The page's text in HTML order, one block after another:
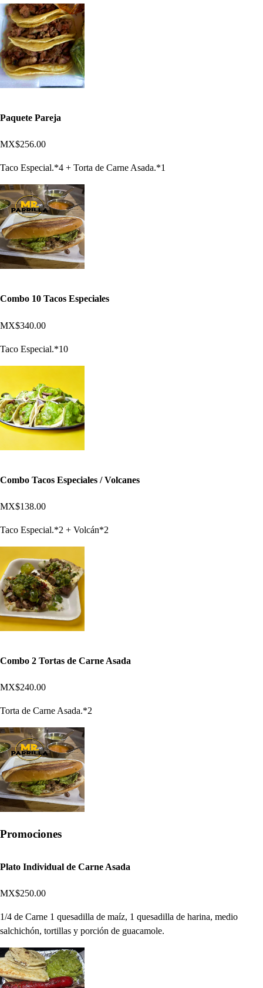
Paquete Pareja
MX$256.00
Taco Especial.*4 + Torta de Carne Asada.*1
Combo 10 Tacos Especiales
MX$340.00
Taco Especial.*10
Combo Tacos Especiales / Volcanes
MX$138.00
Taco Especial.*2 + Volcán*2
Combo 2 Tortas de Carne Asada
MX$240.00
Torta de Carne Asada.*2
Promociones
Plato Individual de Carne Asada
MX$250.00
1/4 de Carne 1 quesadilla de maíz, 1 quesadilla de harina, medio
salchichón, tortillas y porción de guacamole.